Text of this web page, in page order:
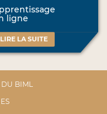
ligne
LIRE LA SUITE
DU BIML